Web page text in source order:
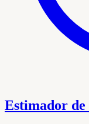
Estimador de